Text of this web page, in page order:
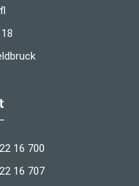
16 700
16 707